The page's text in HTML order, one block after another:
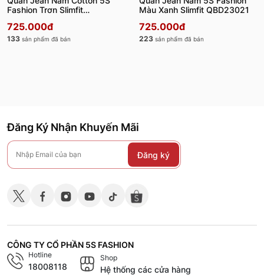
Fashion Trơn Slimfit
725.000đ
133 sản phẩm đã bán
Màu Xanh Slimfit QBD23021
725.000đ
223 sản phẩm đã bán
Đăng Ký Nhận Khuyến Mãi
Đăng ký
CÔNG TY CỔ PHẦN 5S FASHION
Hotline
18008118
Shop
Hệ thống các cửa hàng